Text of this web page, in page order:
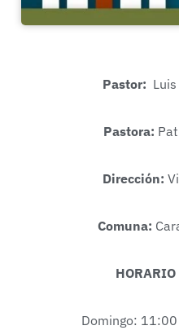
Pastor:
Pastora:
Dirección:
Comuna:
Domingo: